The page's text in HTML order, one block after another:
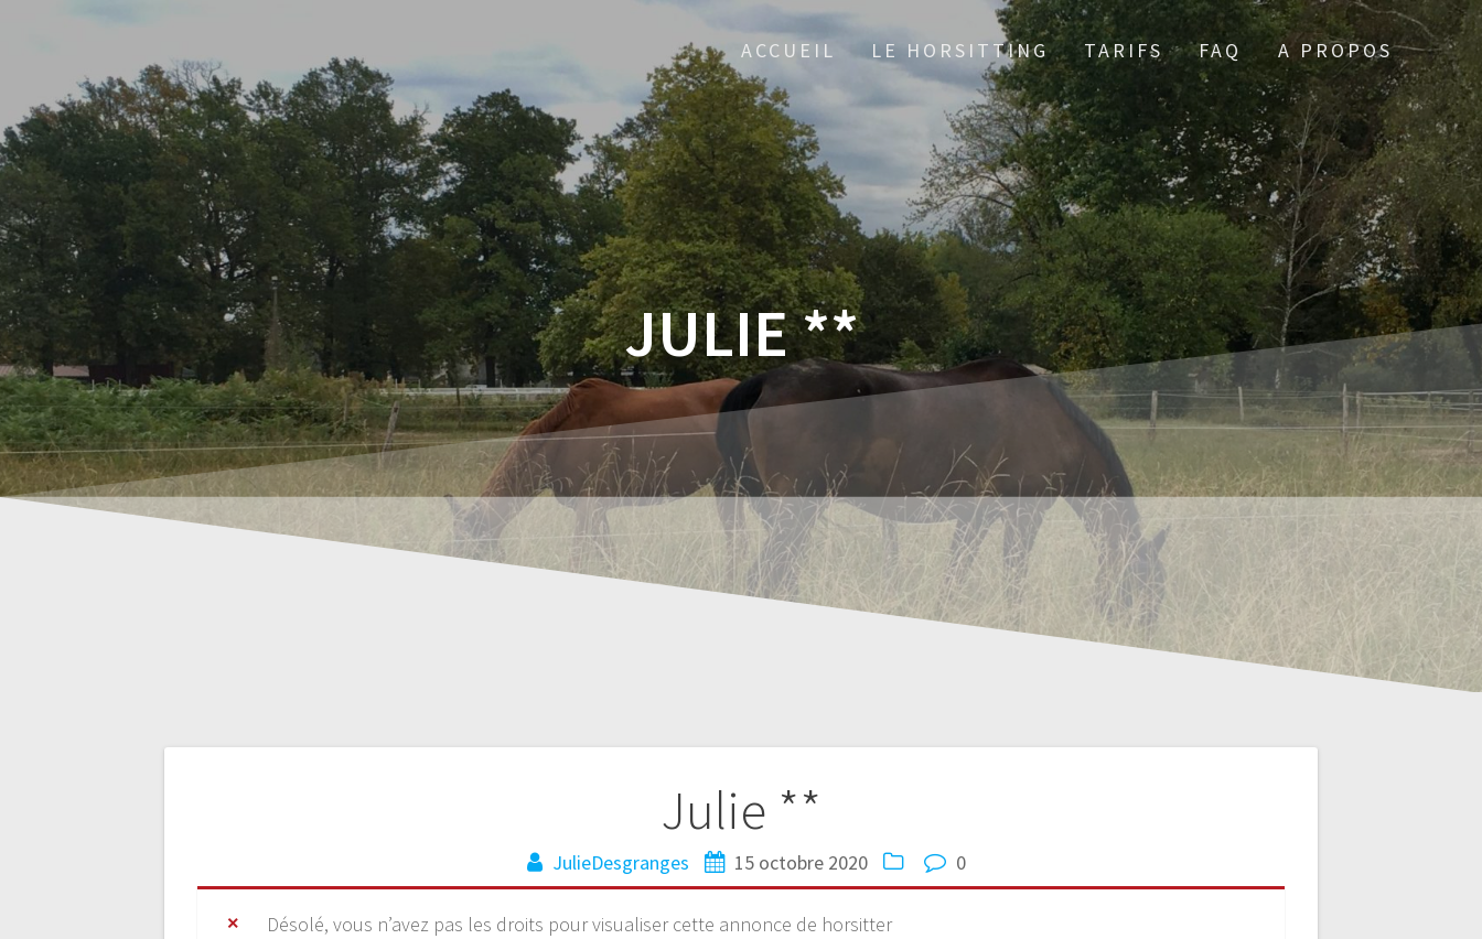
ACCUEIL LE HORSITTING TARIFS FAQ A PROPOS
JULIE **
Julie **
JulieDesgranges 15 octobre 2020 0
Désolé, vous n’avez pas les droits pour visualiser cette annonce de horsitter